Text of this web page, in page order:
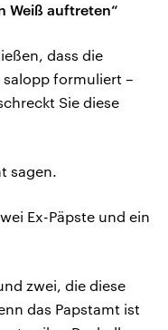
Weiß auftreten“
dass die
formuliert –
Sie diese
sagen.
Ex-Päpste und ein
zwei, die diese
das Papstamt ist